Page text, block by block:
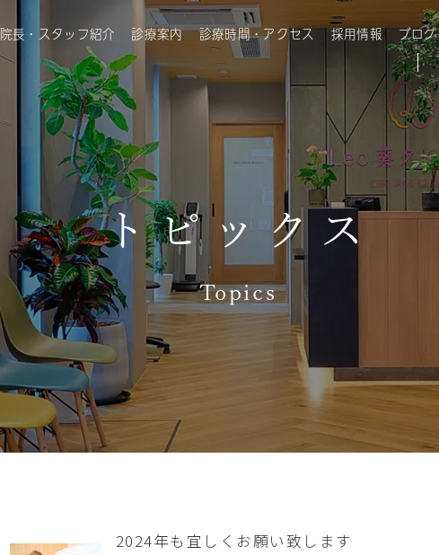
院長・スタッフ紹介 診療案内 診療時間・アクセス 採用情報 ブログ
トピックス
Topics
2024年も宜しくお願い致します